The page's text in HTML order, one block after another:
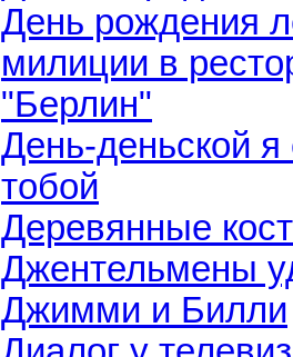
День рождения
милиции в
"Берлин"
День-деньской я
тобой
Деревянные
Джентельмены
Джимми и Билли